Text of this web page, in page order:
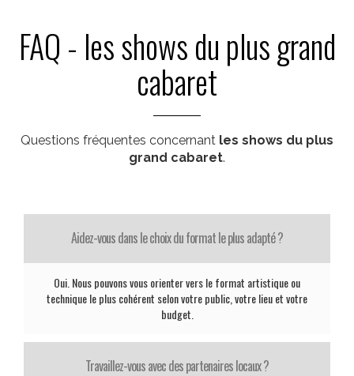
FAQ - les shows du plus grand
cabaret
Questions fréquentes concernant les shows du plus
grand cabaret.
Aidez-vous dans le choix du format le plus adapté ?
Oui. Nous pouvons vous orienter vers le format artistique ou
technique le plus cohérent selon votre public, votre lieu et votre
budget.
Travaillez-vous avec des partenaires locaux ?